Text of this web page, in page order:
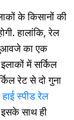
के किसानों की
हालांकि, रेल
का एक
इलाकों में सर्किल
रेट से दो गुना
स्पीड रेल
साथ ही